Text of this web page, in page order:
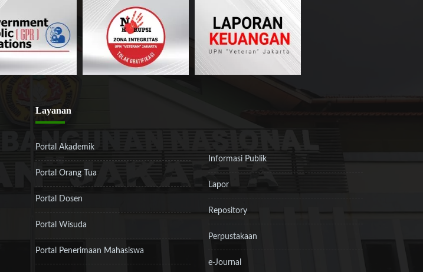
Layanan
Portal Akademik
Portal Orang Tua
Portal Dosen
Portal Wisuda
Portal Penerimaan Mahasiswa
Informasi Publik
Lapor
Repository
Perpustakaan
e-Journal